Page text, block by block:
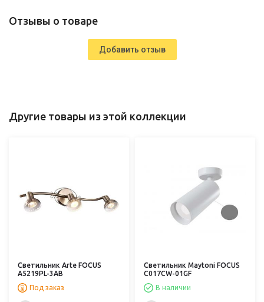
Отзывы о товаре
Добавить отзыв
Другие товары из этой коллекции
Светильник Arte FOCUS
A5219PL-3AB
Под заказ
Светильник Maytoni FOCUS
C017CW-01GF
В наличии